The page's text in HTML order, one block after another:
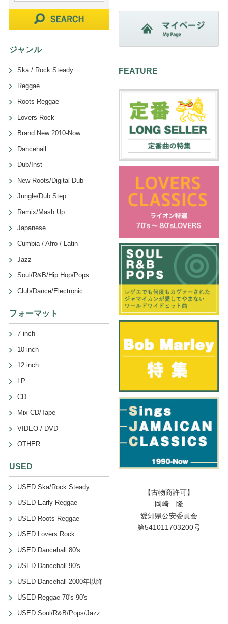
ジャンル
Ska / Rock Steady
Reggae
Roots Reggae
Lovers Rock
Brand New 2010-Now
Dancehall
Dub/Inst
New Roots/Digital Dub
Jungle/Dub Step
Remix/Mash Up
Japanese
Cumbia / Afro / Latin
Jazz
Soul/R&B/Hip Hop/Pops
Club/Dance/Electronic
フォーマット
7 inch
10 inch
12 inch
LP
CD
Mix CD/Tape
VIDEO / DVD
OTHER
USED
USED Ska/Rock Steady
USED Early Reggae
USED Roots Reggae
USED Lovers Rock
USED Dancehall 80's
USED Dancehall 90's
USED Dancehall 2000年以降
USED Reggae 70's-90's
USED Soul/R&B/Pops/Jazz
FEATURE
【古物商許可】
岡崎 隆
愛知県公安委員会
第541011703200号